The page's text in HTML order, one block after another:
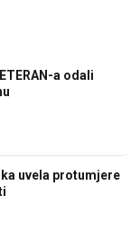
a odali
uvela protumjere